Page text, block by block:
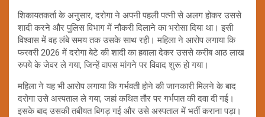
शिकायतकर्ता के अनुसार, दरोगा ने अपनी पहली पत्नी से अलग होकर उससे
शादी करने और पुलिस विभाग में नौकरी दिलाने का भरोसा दिया था। इसी
विश्वास में वह लंबे समय तक उसके साथ रही। महिला ने आरोप लगाया कि
फरवरी 2026 में दरोगा बेटे की शादी का हवाला देकर उससे करीब आठ लाख
रुपये के जेवर ले गया, जिन्हें वापस मांगने पर विवाद शुरू हो गया।
महिला ने यह भी आरोप लगाया कि गर्भवती होने की जानकारी मिलने के बाद
दरोगा उसे अस्पताल ले गया, जहां कथित तौर पर गर्भपात की दवा दी गई।
इसके बाद उसकी तबीयत बिगड़ गई और उसे अस्पताल में भर्ती कराना पड़ा।